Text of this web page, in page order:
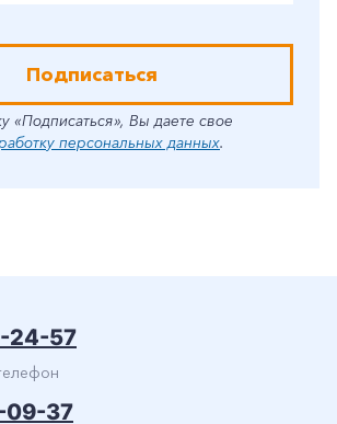
Подписаться
«Подписаться», Вы даете свое
персональных данных.
24-57
09-37